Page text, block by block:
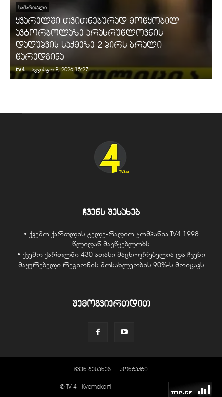
ᲡᲐᲛᲐᲠᲗᲐᲚᲘ
ყვარელში თვითნებურად მოწყობილ
ავტორბოლაზე არასრუწლოვნის
დაღუპვის საქმეზე 2 პირს ბრალი
წარედგინა
tv4 - აგვისტო 9, 2026 15:27
ჩვენს შესახებ
• ქვემო ქართლის ტელე-რადიო კომპანია TV4 1998
წლიდან მაუწყებლობს
• ქვემო ქართლში 430 ათასი მაცხოვრებელია და ჩვენი
მაყურებელი რეგიონის მოსახლეობის 90%-ს მოიცავს
შემოგვიერთდით
ჩვენ შესახებ კონტაქტი
© TV 4 - Kvemokartli